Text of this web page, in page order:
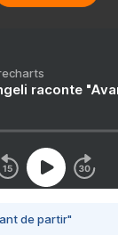
raconte
de partir"